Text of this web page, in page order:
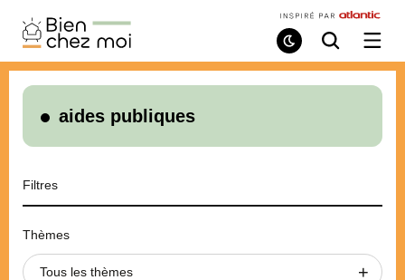
Bien
Chez
Moi
Mode
de
Recherche
/
le
aides publiques
Filtres
Thèmes
Tous les thèmes